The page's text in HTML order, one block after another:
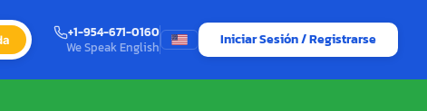
+1-954-671-0160
We Speak English
Iniciar Sesión / Registrarse